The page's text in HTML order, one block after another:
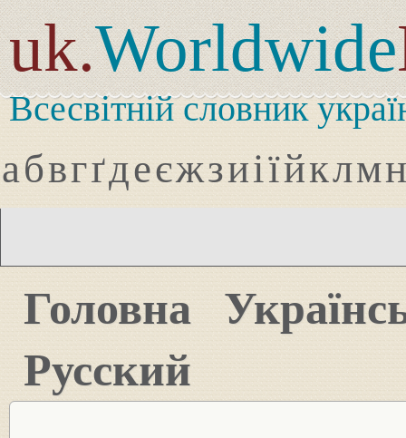
uk.Worldwide
Всесвітній словник
абвгґдеєжзиіїйклмн
Головна
Русский